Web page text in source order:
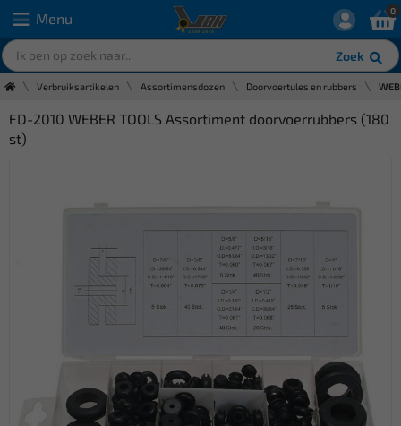
Menu
Zoek
0
Verbruiksartikelen Assortimensdozen Doorvoertules en rubbers
FD-2010 WEBER TOOLS Assortiment doorvoerrubbers (180
st)